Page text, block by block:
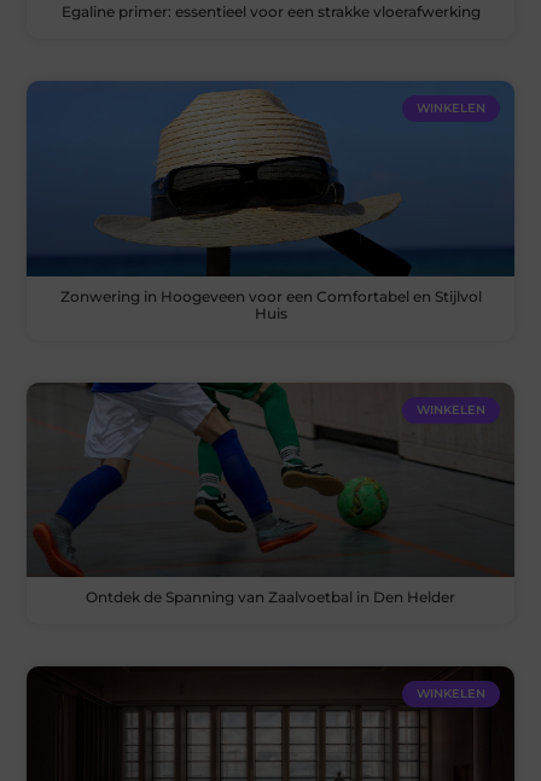
Egaline primer: essentieel voor een strakke vloerafwerking
WINKELEN
Zonwering in Hoogeveen voor een Comfortabel en Stijlvol
Huis
WINKELEN
Ontdek de Spanning van Zaalvoetbal in Den Helder
WINKELEN